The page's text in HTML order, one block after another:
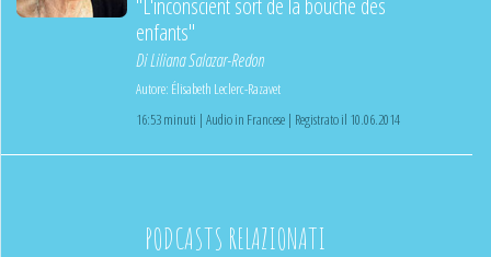
enfants"
DiLiliana Salazar-Redon
Autore: Élisabeth Leclerc-Razavet
16:53 minuti | Audio in Francese | Registrato il 10.06.2014
PODCASTS RELAZIONATI